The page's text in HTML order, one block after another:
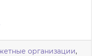
организации,